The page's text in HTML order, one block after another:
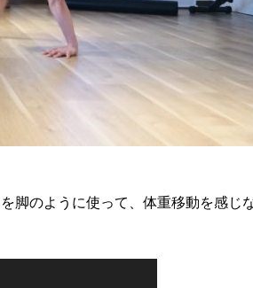
脚のように使って、体重移動を感じ